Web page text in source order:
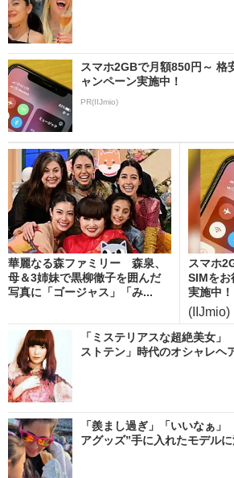
スマホ2GBで月額850円～ 格
ャンペーン実施中！
PR(IIJmio)
華麗なる森ファミリー 森泉、
母＆3姉妹で黒柳徹子を囲んだ
写真に「ゴージャス」「み...
スマホ
SIMをお
実施中！
(IIJmio)
「ミステリアスな超絶美女
ストテン」時代のオシャレヘ
「羨まし過ぎ」「いいなぁ
アグッズ”手に入れたモデル